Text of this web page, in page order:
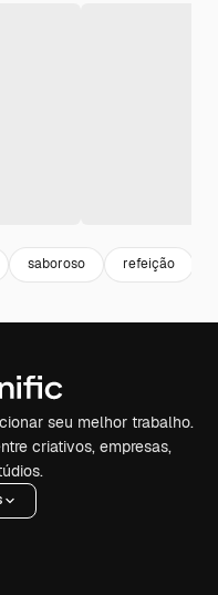
saboroso refeição
seu melhor trabalho.
criativos, empresas,